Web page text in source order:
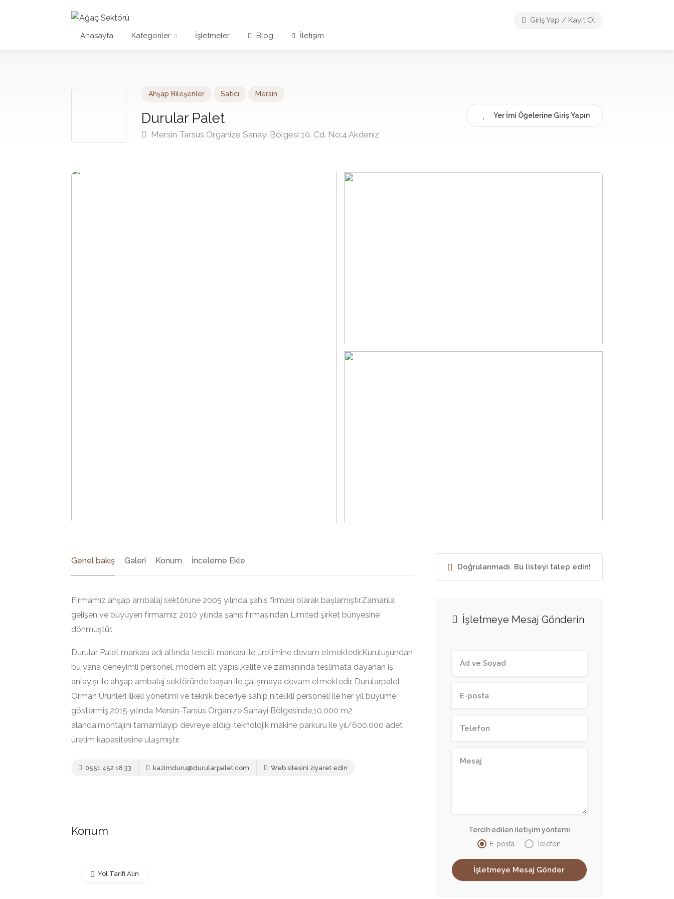
Anasayfa Kategoriler İşletmeler Blog İletişim
Giriş Yap / Kayıt Ol
Ahşap Bileşenler Satıcı Mersin
Durular Palet
Mersin Tarsus Organize Sanayi Bölgesi 10. Cd. No:4 Akdeniz
Yer İmi Öğelerine Giriş Yapın
Genel bakış Galeri Konum İnceleme Ekle
Firmamız ahşap ambalaj sektörüne 2005 yılında şahıs firması olarak başlamıştır.Zamanla
gelişen ve büyüyen firmamız 2010 yılında şahıs firmasından Limited şirket bünyesine
dönmüştür.
Durular Palet markası adı altında tescilli markası ile üretimine devam etmektedir.Kuruluşundan
bu yana deneyimli personel, modern alt yapısı,kalite ve zamanında teslimata dayanan iş
anlayışı ile ahşap ambalaj sektöründe başarı ile çalışmaya devam etmektedir. Durularpalet
Orman Ürünleri ilkeli yönetimi ve teknik beceriye sahip nitelikli personeli ile her yıl büyüme
göstermiş,2015 yılında Mersin-Tarsus Organize Sanayi Bölgesinde,10,000 m2
alanda,montajını tamamlayıp devreye aldığı teknolojik makine parkuru ile yıl/600.000 adet
üretim kapasitesine ulaşmıştır.
0551 452 18 33 kazimduru@durularpalet.com Web sitesini ziyaret edin
Konum
Yol Tarifi Alın
Doğrulanmadı. Bu listeyi talep edin!
İşletmeye Mesaj Gönderin
Tercih edilen iletişim yöntemi
E-posta
Telefon